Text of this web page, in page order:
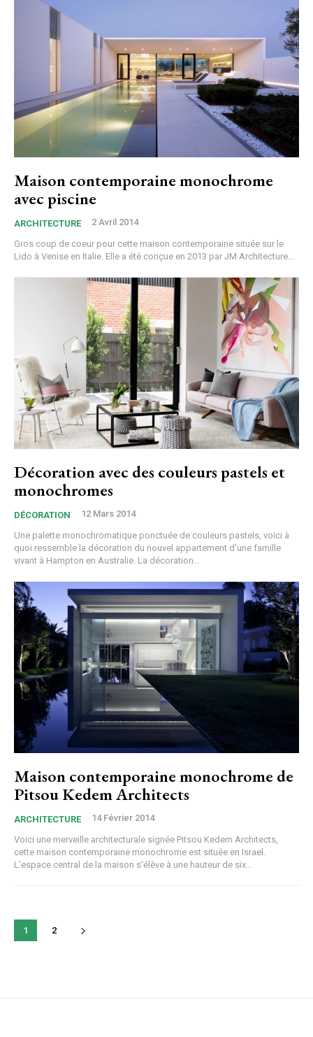
Maison contemporaine monochrome
avec piscine
ARCHITECTURE 2 Avril 2014
Gros coup de coeur pour cette maison contemporaine située sur le
Lido à Venise en Italie. Elle a été conçue en 2013 par JM Architecture...
Décoration avec des couleurs pastels et
monochromes
DÉCORATION 12 Mars 2014
Une palette monochromatique ponctuée de couleurs pastels, voici à
quoi ressemble la décoration du nouvel appartement d'une famille
vivant à Hampton en Australie. La décoration...
Maison contemporaine monochrome de
Pitsou Kedem Architects
ARCHITECTURE 14 Février 2014
Voici une merveille architecturale signée Pitsou Kedem Architects,
cette maison contemporaine monochrome est située en Israel.
L'espace central de la maison s'élève à une hauteur de six...
1 2